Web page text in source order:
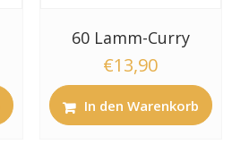
60 Lamm-Curry
€13,90
In den Warenkorb